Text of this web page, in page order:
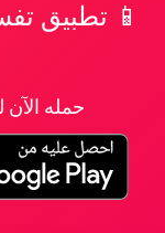
حمله